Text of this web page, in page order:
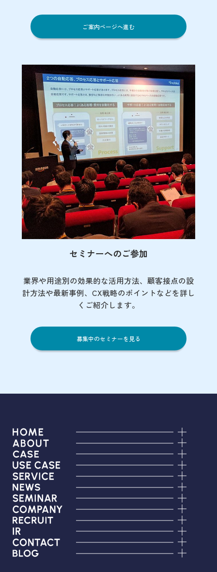
ご案内ページへ進む
セミナーへのご参加
業界や用途別の効果的な活用方法、顧客接点の設
計方法や最新事例、CX戦略のポイントなどを詳し
くご紹介します。
募集中のセミナーを見る